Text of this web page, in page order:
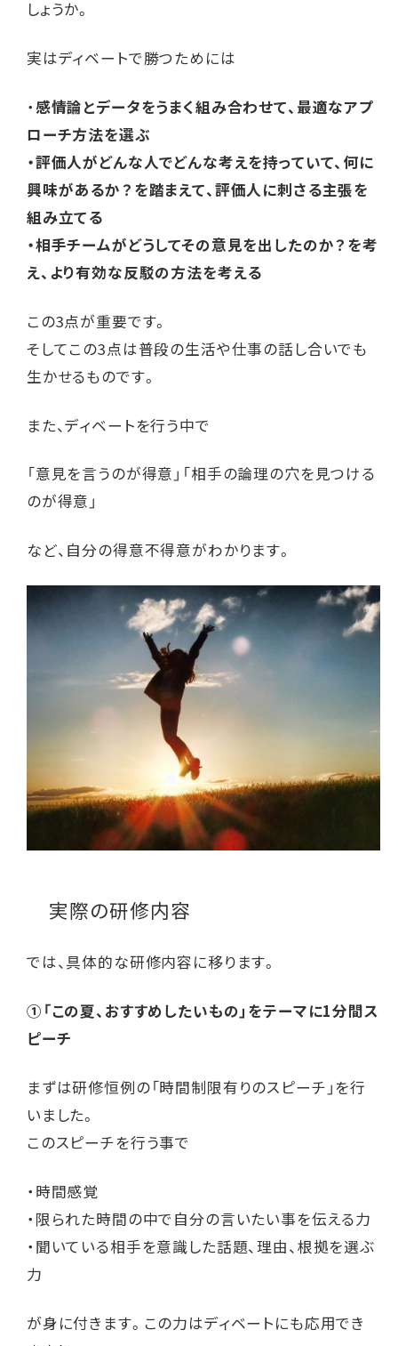
しょうか。
実はディベートで勝つためには
・感情論とデータをうまく組み合わせて、最適なアプ
ローチ方法を選ぶ
・評価人がどんな人でどんな考えを持っていて、何に
興味があるか？を踏まえて、評価人に刺さる主張を
組み立てる
・相手チームがどうしてその意見を出したのか？を考
え、より有効な反駁の方法を考える
この3点が重要です。
そしてこの3点は普段の生活や仕事の話し合いでも
生かせるものです。
また、ディベートを行う中で
「意見を言うのが得意」「相手の論理の穴を見つける
のが得意」
など、自分の得意不得意がわかります。
実際の研修内容
では、具体的な研修内容に移ります。
①「この夏、おすすめしたいもの」をテーマに1分間ス
ピーチ
まずは研修恒例の「時間制限有りのスピーチ」を行
いました。
このスピーチを行う事で
・時間感覚
・限られた時間の中で自分の言いたい事を伝える力
・聞いている相手を意識した話題、理由、根拠を選ぶ
力
が身に付きます。この力はディベートにも応用でき